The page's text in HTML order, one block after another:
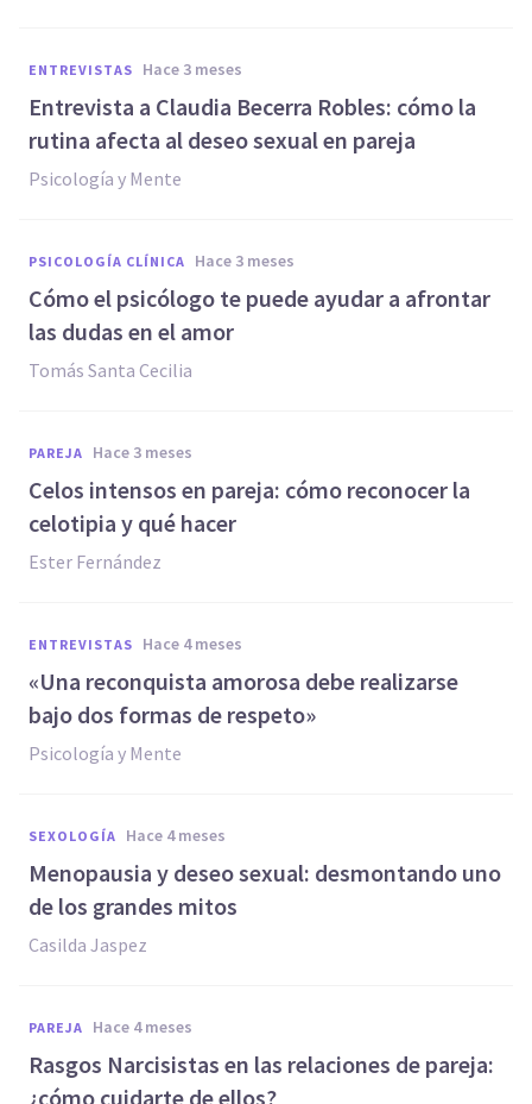
ENTREVISTAS hace 3 meses
Entrevista a Claudia Becerra Robles: cómo la
rutina afecta al deseo sexual en pareja
Psicología y Mente
PSICOLOGÍA CLÍNICA hace 3 meses
Cómo el psicólogo te puede ayudar a afrontar
las dudas en el amor
Tomás Santa Cecilia
PAREJA hace 3 meses
Celos intensos en pareja: cómo reconocer la
celotipia y qué hacer
Ester Fernández
ENTREVISTAS hace 4 meses
«Una reconquista amorosa debe realizarse
bajo dos formas de respeto»
Psicología y Mente
SEXOLOGÍA hace 4 meses
Menopausia y deseo sexual: desmontando uno
de los grandes mitos
Casilda Jaspez
PAREJA hace 4 meses
Rasgos Narcisistas en las relaciones de pareja:
¿cómo cuidarte de ellos?